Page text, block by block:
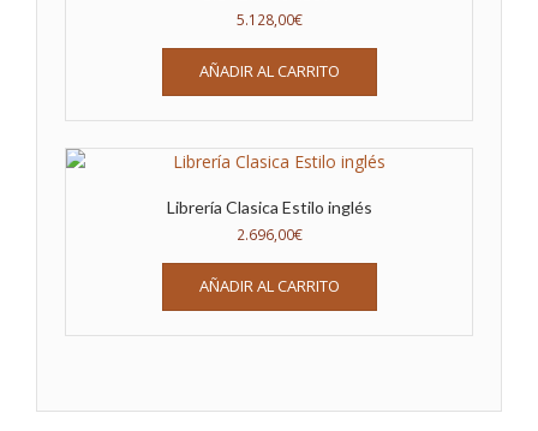
5.128,00€
AÑADIR AL CARRITO
Librería Clasica Estilo inglés
2.696,00€
AÑADIR AL CARRITO